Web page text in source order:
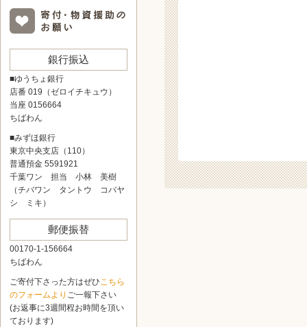
銀行振込
■ゆうちょ銀行
店番 019（ゼロイチキュウ）
当座 0156664
ちばわん
■みずほ銀行
東京中央支店（110）
普通預金 5591921
千葉ワン 担当 小林 美樹
（チバワン タントウ コバヤ
シ ミキ）
郵便振替
00170-1-156664
ちばわん
ご寄付下さった方はぜひこちら
のフォームより ご一報下さい
(お返事に3週間程お時間を頂い
ております)